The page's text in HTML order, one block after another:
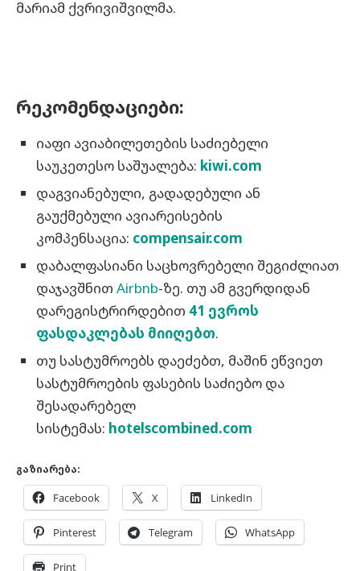
მარიამ ქვრივიშვილმა.
რეკომენდაციები:
იაფი ავიაბილეთების საძიებელი
საუკეთესო საშუალება: kiwi.com
დაგვიანებული, გადადებული ან
გაუქმებული ავიარეისების
კომპენსაცია: compensair.com
დაბალფასიანი საცხოვრებელი შეგიძლიათ
დაჯავშნით Airbnb-ზე. თუ ამ გვერდიდან
დარეგისტრირდებით 41 ევროს
ფასდაკლებას მიიღებთ.
თუ სასტუმროებს დაეძებთ, მაშინ ეწვიეთ
სასტუმროების ფასების საძიებო და
შესადარებელ
სისტემას: hotelscombined.com
გაზიარება:
Facebook X LinkedIn
Pinterest Telegram WhatsApp
Print